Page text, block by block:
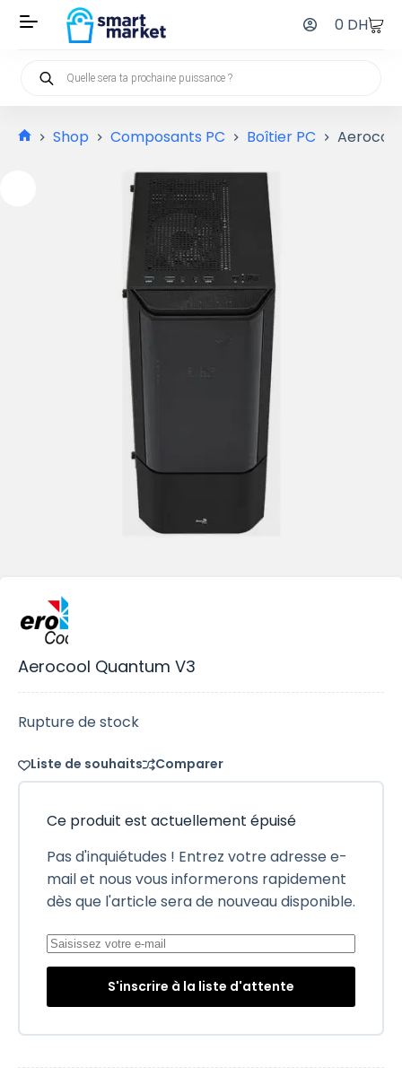
0 DH
Shop Composants PC Boîtier PC
Aerocool Quantum V3
Rupture de stock
Liste de souhaits Comparer
Ce produit est actuellement épuisé
Pas d'inquiétudes ! Entrez votre adresse e-
mail et nous vous informerons rapidement
dès que l'article sera de nouveau disponible.
S'inscrire à la liste d'attente